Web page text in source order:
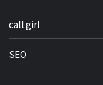
call girl
SEO